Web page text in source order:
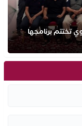
تختتم برنامجها